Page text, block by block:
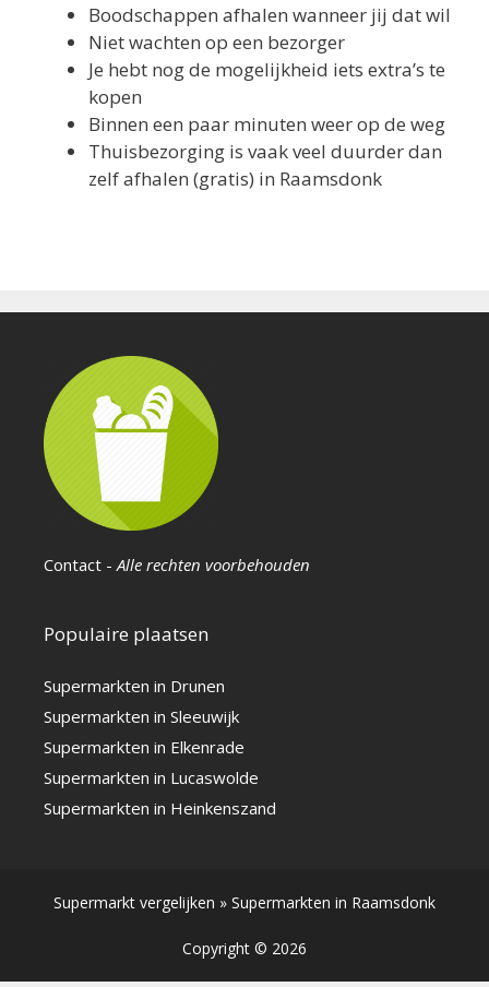
Boodschappen afhalen wanneer jij dat wil
Niet wachten op een bezorger
Je hebt nog de mogelijkheid iets extra’s te
kopen
Binnen een paar minuten weer op de weg
Thuisbezorging is vaak veel duurder dan
zelf afhalen (gratis) in Raamsdonk
Contact -Alle rechten voorbehouden
Populaire plaatsen
Supermarkten in Drunen
Supermarkten in Sleeuwijk
Supermarkten in Elkenrade
Supermarkten in Lucaswolde
Supermarkten in Heinkenszand
Supermarkt vergelijken » Supermarkten in Raamsdonk
Copyright © 2026